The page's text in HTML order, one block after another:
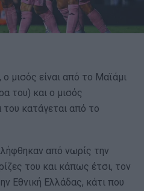
μισός είναι από το Μαϊάμι
του) και ο μισός
κατάγεται από το
από νωρίς την
του και κάπως έτσι, τον
Εθνική Ελλάδας, κάτι που